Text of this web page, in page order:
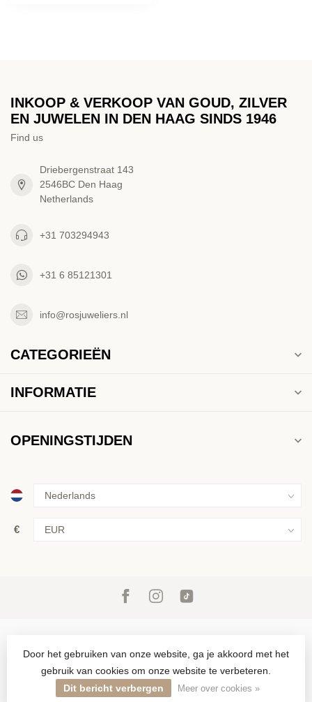
INKOOP & VERKOOP VAN GOUD, ZILVER
EN JUWELEN IN DEN HAAG SINDS 1946
Find us
Driebergenstraat 143
2546BC Den Haag
Netherlands
+31 703294943
+31 6 85121301
info@rosjuweliers.nl
CATEGORIEËN
INFORMATIE
OPENINGSTIJDEN
€
© Copyright 2026 Inkoop & verkoop van goud, zilver en juwelen in
Den Haag sinds 1946
Door het gebruiken van onze website, ga je akkoord met het
gebruik van cookies om onze website te verbeteren.
Dit bericht verbergen
Meer over cookies »